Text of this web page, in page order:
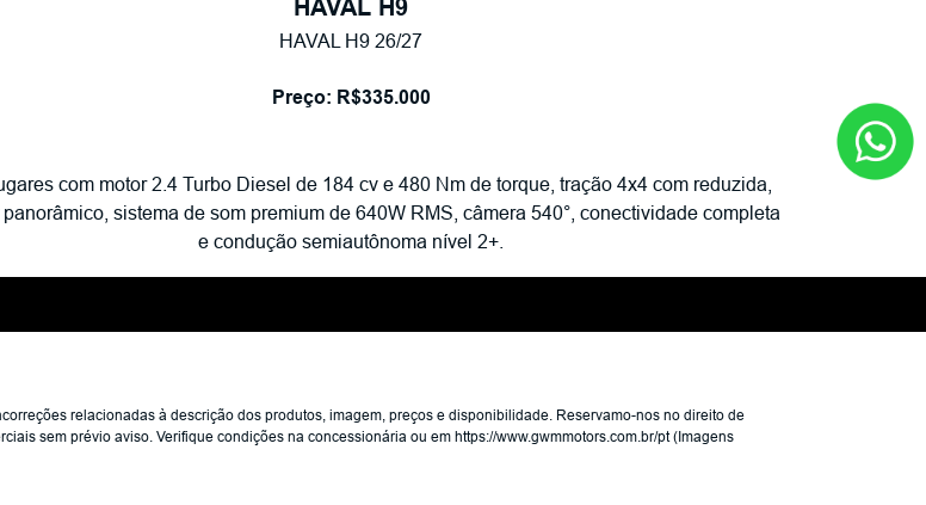
HAVAL H9
HAVAL H9 26/27
Preço: R$335.000
com motor 2.4 Turbo Diesel de 184 cv e 480 Nm de torque, tração 4x4 com reduzida,
sistema de som premium de 640W RMS, câmera 540°, conectividade completa
e condução semiautônoma nível 2+.
relacionadas à descrição dos produtos, imagem, preços e disponibilidade. Reservamo-nos no direito de
sem prévio aviso. Verifique condições na concessionária ou em https://www.gwmmotors.com.br/pt (Imagens